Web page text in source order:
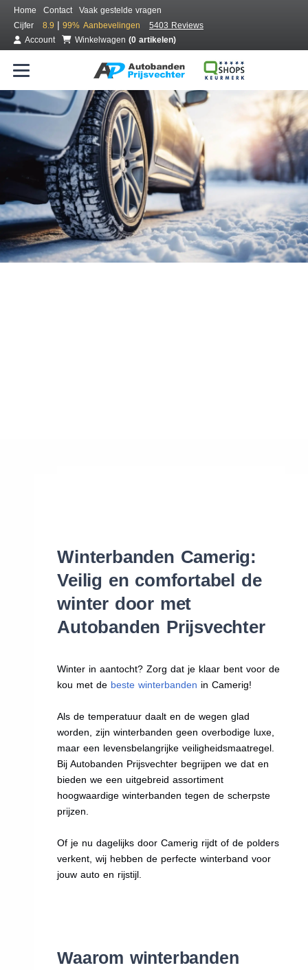
Home Contact
Vaak gestelde vragen
Cijfer
8.9 | 99% Aanbevelingen
5403 Reviews
Account
Winkelwagen (0 artikelen)
Bestel voordelig winterbanden
Gratis bezorgd of montage bij jou in de buurt
Seizoen:
Merken:
Winterbanden Camerig:
Veilig en comfortabel de
winter door met
Autobanden Prijsvechter
Winter in aantocht? Zorg dat je klaar bent voor de
kou met de beste winterbanden in Camerig!
Als de temperatuur daalt en de wegen glad
worden, zijn winterbanden geen overbodige luxe,
maar een levensbelangrijke veiligheidsmaatregel.
Bij Autobanden Prijsvechter begrijpen we dat en
bieden we een uitgebreid assortiment
hoogwaardige winterbanden tegen de scherpste
prijzen.
Of je nu dagelijks door Camerig rijdt of de polders
verkent, wij hebben de perfecte winterband voor
jouw auto en rijstijl.
Waarom winterbanden